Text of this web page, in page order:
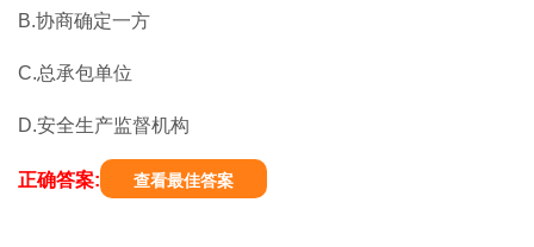
B.协商确定一方
C.总承包单位
D.安全生产监督机构
正确答案: 查看最佳答案